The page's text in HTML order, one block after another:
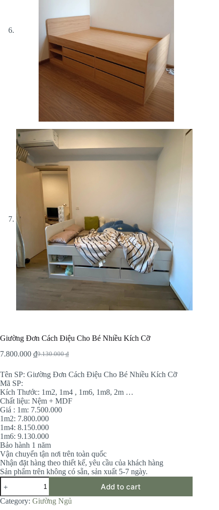
Giường Đơn Cách Điệu Cho Bé Nhiều Kích Cỡ
9.130.000₫
Original
was:
7.800.000 ₫
Current
is:
Tên SP: Giường Đơn Cách Điệu Cho Bé Nhiều Kích Cỡ
Mã SP:
Kích Thước: 1m2, 1m4 , 1m6, 1m8, 2m …
Chất liệu: Nệm + MDF
Giá : 1m: 7.500.000
1m2: 7.800.000
1m4: 8.150.000
1m6: 9.130.000
Bảo hành 1 năm
Vận chuyển tận nơi trên toàn quốc
Nhận đặt hàng theo thiết kế, yêu cầu của khách hàng
Sản phẩm trên không có sẵn, sản xuất 5-7 ngày.
Giường
Đơn
Cách
Điệu
Add to cart
Category: Giường Ngủ